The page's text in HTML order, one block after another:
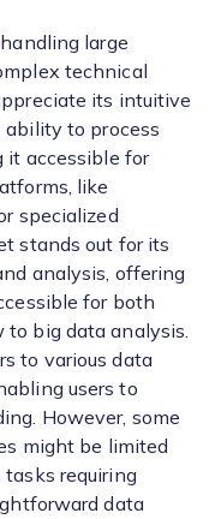
large
technical
its intuitive
to process
it accessible for
like
specialized
stands out for its
analysis, offering
for both
big data analysis.
to various data
users to
However, some
might be limited
requiring
data